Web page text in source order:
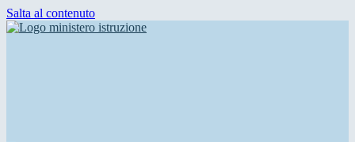
Salta al contenuto